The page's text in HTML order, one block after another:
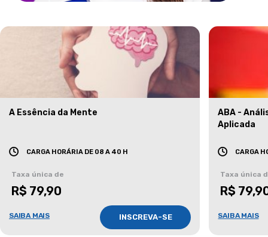
A Essência da Mente
CARGA HORÁRIA DE 08 A 40 H
Taxa única de
R$ 79,90
SAIBA MAIS INSCREVA-SE
ABA -
Aplicada
CARGA
Taxa única
R$
SAIBA MAIS